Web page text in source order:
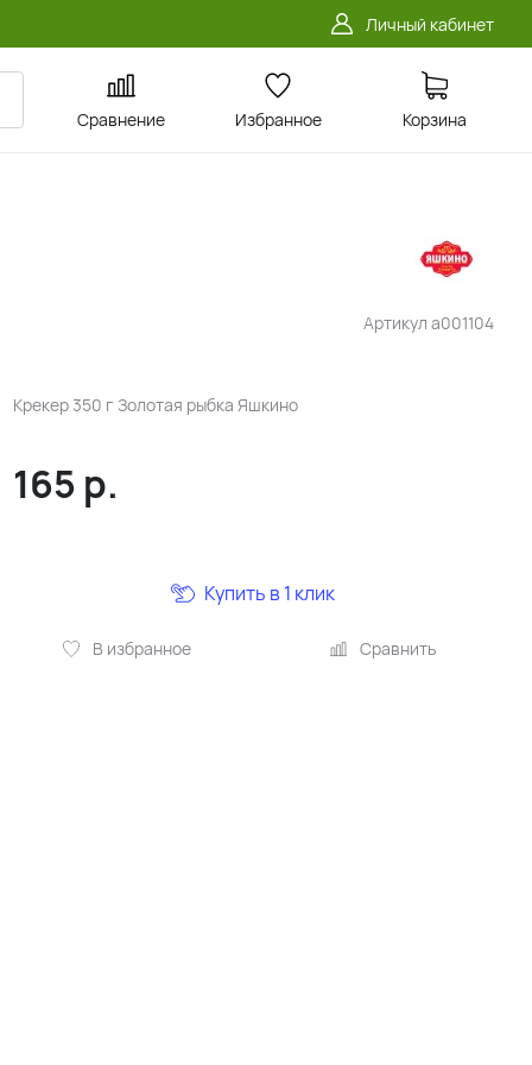
Личный кабинет
Сравнение Избранное Корзина
Артикул a001104
Крекер 350 г Золотая рыбка Яшкино
165 р.
В избранное Сравнить
Купить в 1 клик